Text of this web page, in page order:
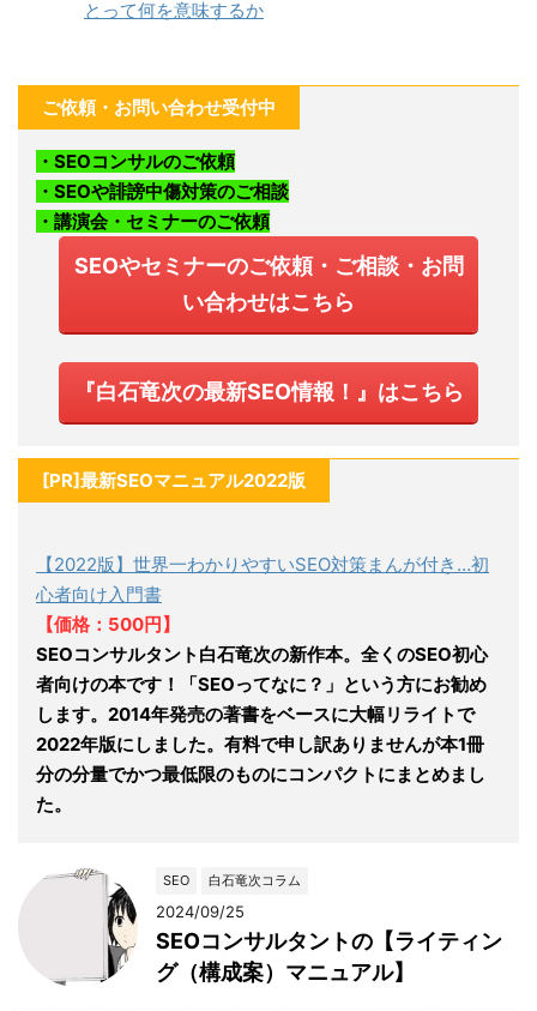
とって何を意味するか
ご依頼・お問い合わせ受付中
・SEOコンサルのご依頼
・SEOや誹謗中傷対策のご相談
・講演会・セミナーのご依頼
SEOやセミナーのご依頼・ご相談・お問
い合わせはこちら
『白石竜次の最新SEO情報！』はこちら
[PR]最新SEOマニュアル2022版
【2022版】世界一わかりやすいSEO対策まんが付き…初
心者向け入門書
【価格：500円】
SEOコンサルタント白石竜次の新作本。全くのSEO初心
者向けの本です！「SEOってなに？」という方にお勧め
します。2014年発売の著書をベースに大幅リライトで
2022年版にしました。有料で申し訳ありませんが本1冊
分の分量でかつ最低限のものにコンパクトにまとめまし
た。
SEO 白石竜次コラム
2024/09/25
SEOコンサルタントの【ライティン
グ（構成案）マニュアル】